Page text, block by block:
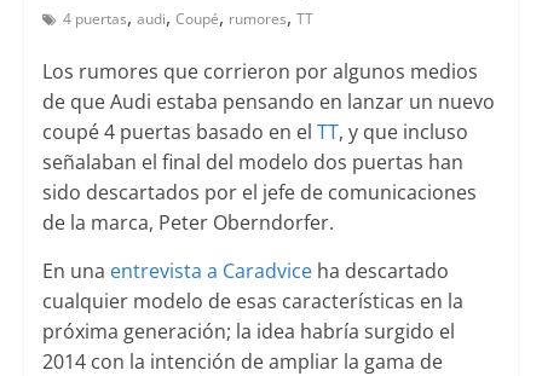
4 puertas, audi, Coupé, rumores, TT
Los rumores que corrieron por algunos medios
de que Audi estaba pensando en lanzar un nuevo
coupé 4 puertas basado en el TT, y que incluso
señalaban el final del modelo dos puertas han
sido descartados por el jefe de comunicaciones
de la marca, Peter Oberndorfer.
En una entrevista a Caradviceha descartado
cualquier modelo de esas características en la
próxima generación; la idea habría surgido el
2014 con la intención de ampliar la gama de